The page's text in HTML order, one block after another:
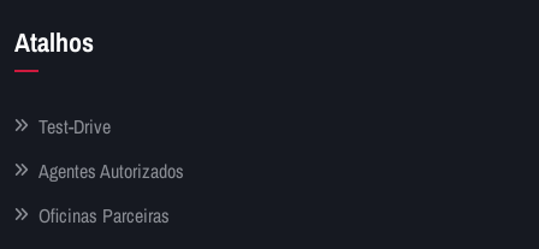
Atalhos
Test-Drive
Agentes Autorizados
Oficinas Parceiras